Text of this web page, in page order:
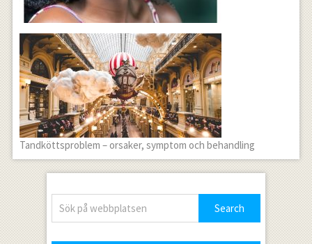
Tandköttsproblem – orsaker, symptom och behandling